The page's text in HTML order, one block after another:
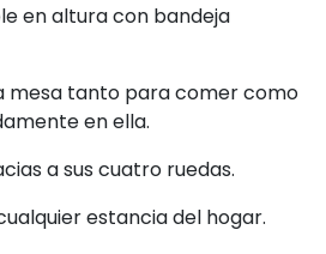
en altura con bandeja
mesa tanto para comer como
en ella.
a sus cuatro ruedas.
estancia del hogar.